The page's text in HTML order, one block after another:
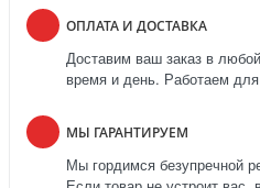
ОПЛАТА И ДОСТАВКА
Доставим ваш заказ в
время и день. Работаем
МЫ ГАРАНТИРУЕМ
Мы гордимся безупречной